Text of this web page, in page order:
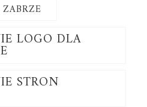
LOGO DLA
STRON